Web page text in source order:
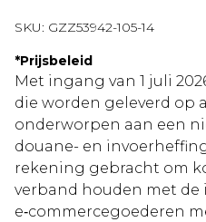
SKU: GZZ53942-105-14
*Prijsbeleid
Met ingang van 1 juli
die worden geleverd op
onderworpen aan een
douane- en
rekening gebracht om
verband houden met de
e‑commercegoederen